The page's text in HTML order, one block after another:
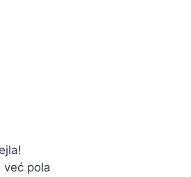
već pola